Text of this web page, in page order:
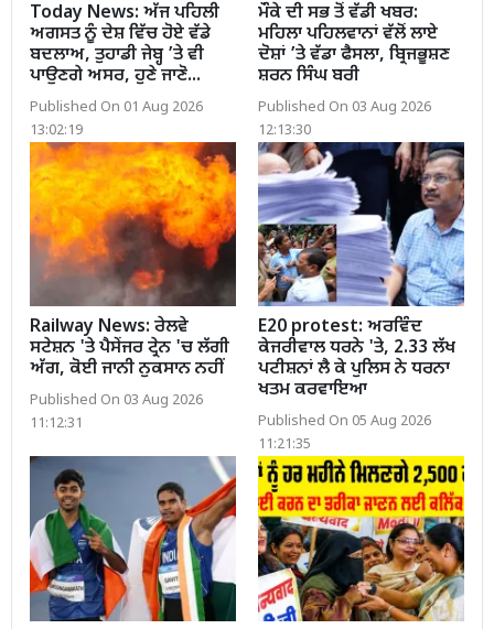
Today News: ਅੱਜ ਪਹਿਲੀ
ਅਗਸਤ ਨੂੰ ਦੇਸ਼ ਵਿੱਚ ਹੋਏ ਵੱਡੇ
ਬਦਲਾਅ, ਤੁਹਾਡੀ ਜੇਬ੍ਹ ’ਤੇ ਵੀ
ਪਾਉਣਗੇ ਅਸਰ, ਹੁਣੇ ਜਾਣੋ...
Published On 01 Aug 2026
13:02:19
ਮੌਕੇ ਦੀ ਸਭ ਤੋਂ ਵੱਡੀ ਖਬਰ:
ਮਹਿਲਾ ਪਹਿਲਵਾਨਾਂ ਵੱਲੋਂ ਲਾਏ
ਦੋਸ਼ਾਂ ’ਤੇ ਵੱਡਾ ਫੈਸਲਾ, ਬ੍ਰਿਜਭੂਸ਼ਣ
ਸ਼ਰਨ ਸਿੰਘ ਬਰੀ
Published On 03 Aug 2026
12:13:30
Railway News: ਰੇਲਵੇ
ਸਟੇਸ਼ਨ 'ਤੇ ਪੈਸੇਂਜਰ ਟ੍ਰੇਨ 'ਚ ਲੱਗੀ
ਅੱਗ, ਕੋਈ ਜਾਨੀ ਨੁਕਸਾਨ ਨਹੀਂ
Published On 03 Aug 2026
11:12:31
E20 protest: ਅਰਵਿੰਦ
ਕੇਜਰੀਵਾਲ ਧਰਨੇ 'ਤੇ, 2.33 ਲੱਖ
ਪਟੀਸ਼ਨਾਂ ਲੈ ਕੇ ਪੁਲਿਸ ਨੇ ਧਰਨਾ
ਖਤਮ ਕਰਵਾਇਆ
Published On 05 Aug 2026
11:21:35